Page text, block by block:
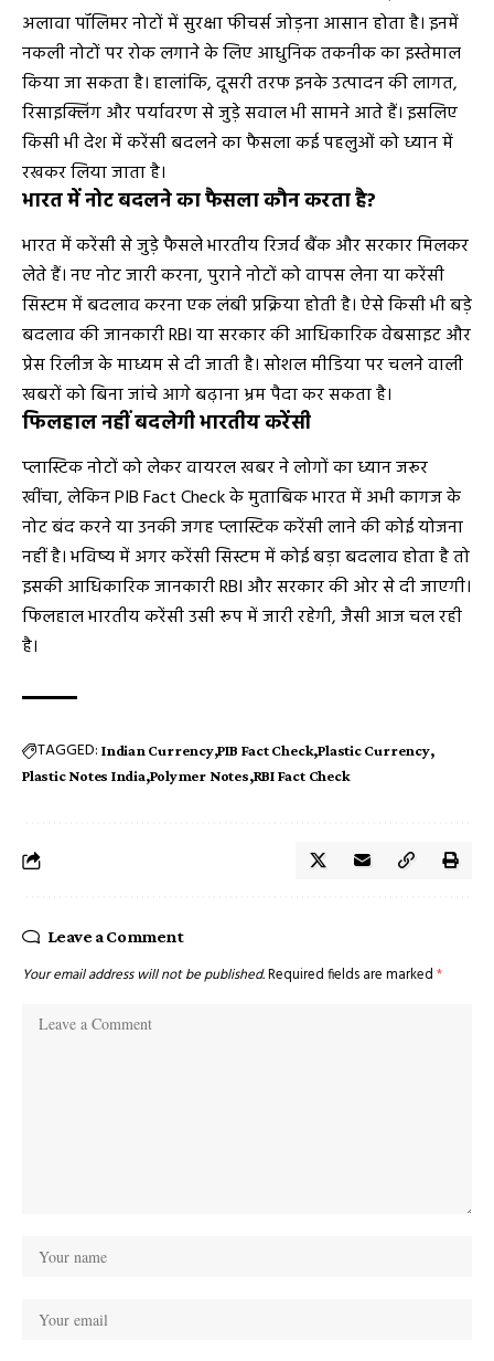
अलावा पॉलिमर नोटों में सुरक्षा फीचर्स जोड़ना आसान होता है। इनमें
नकली नोटों पर रोक लगाने के लिए आधुनिक तकनीक का इस्तेमाल
किया जा सकता है। हालांकि, दूसरी तरफ इनके उत्पादन की लागत,
रिसाइक्लिंग और पर्यावरण से जुड़े सवाल भी सामने आते हैं। इसलिए
किसी भी देश में करेंसी बदलने का फैसला कई पहलुओं को ध्यान में
रखकर लिया जाता है।
भारत में नोट बदलने का फैसला कौन करता है?
भारत में करेंसी से जुड़े फैसले भारतीय रिजर्व बैंक और सरकार मिलकर
लेते हैं। नए नोट जारी करना, पुराने नोटों को वापस लेना या करेंसी
सिस्टम में बदलाव करना एक लंबी प्रक्रिया होती है। ऐसे किसी भी बड़े
बदलाव की जानकारी RBI या सरकार की आधिकारिक वेबसाइट और
प्रेस रिलीज के माध्यम से दी जाती है। सोशल मीडिया पर चलने वाली
खबरों को बिना जांचे आगे बढ़ाना भ्रम पैदा कर सकता है।
फिलहाल नहीं बदलेगी भारतीय करेंसी
प्लास्टिक नोटों को लेकर वायरल खबर ने लोगों का ध्यान जरूर
खींचा, लेकिन PIB Fact Check के मुताबिक भारत में अभी कागज के
नोट बंद करने या उनकी जगह प्लास्टिक करेंसी लाने की कोई योजना
नहीं है। भविष्य में अगर करेंसी सिस्टम में कोई बड़ा बदलाव होता है तो
इसकी आधिकारिक जानकारी RBI और सरकार की ओर से दी जाएगी।
फिलहाल भारतीय करेंसी उसी रूप में जारी रहेगी, जैसी आज चल रही
है।
TAGGED: Indian Currency PIB Fact Check Plastic Currency
Plastic Notes India Polymer Notes RBI Fact Check
Leave a Comment
Your email address will not be published.Required fields are marked *